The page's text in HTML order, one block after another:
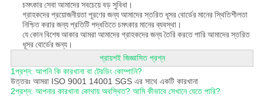
চমৎকার সেবা আমাদের সবচেয়ে বড় সুবিধা।
গ্রাহকদের প্রয়োজনীয়তা পূরণের জন্য আমাদের স্তরিত ধূসর বোর্ডের মানের স্থিতিশীলতা
নিশ্চিত করার জন্য প্রতিটি পদ্ধতিতে চমৎকার মানের ব্যবস্থা।
যে কোন বিশেষ আকার আমরা আমাদের গ্রাহকদের জন্য তৈরি করতে পারি আমাদের স্তরিত
ধূসর বোর্ডের জন্য।
প্রায়শই জিজ্ঞাসিত প্রশ্ন
1প্রশ্ন: আপনি কি কারখানা বা ট্রেডিং কোম্পানি?
উত্তরঃ আমরা ISO 9001 14001 SGS এর সাথে একটি কারখানা
2প্রশ্ন: আপনার কারখানা কোথায় অবস্থিত? আমি কীভাবে সেখানে যেতে পারি?